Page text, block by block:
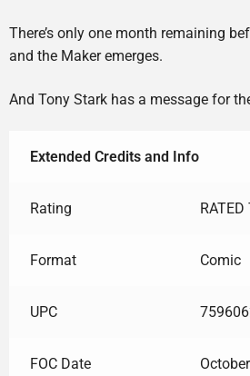
There’s only one month remaining
and the Maker emerges.
And Tony Stark has a message for
Extended Credits and Info
Rating RATED
Format Comic
UPC
FOC Date